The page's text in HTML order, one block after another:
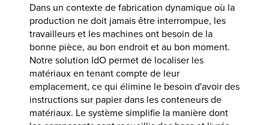
Dans un contexte de fabrication dynamique où la
production ne doit jamais être interrompue, les
travailleurs et les machines ont besoin de la
bonne pièce, au bon endroit et au bon moment.
Notre solution IdO permet de localiser les
matériaux en tenant compte de leur
emplacement, ce qui élimine le besoin d'avoir des
instructions sur papier dans les conteneurs de
matériaux. Le système simplifie la manière dont